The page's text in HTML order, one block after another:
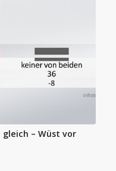
gleich – Wüst vor